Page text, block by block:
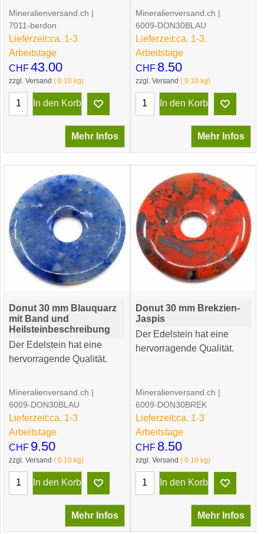
CHF43.00
zzgl. Versand 0.10 kg
Mineralienversand.ch
7011-berdon
Lieferzeit:ca. 1-3
Arbeitstage
In den Korb
Mehr Infos
CHF 8.50
zzgl. Versand 0.10kg
Mineralienversand.ch
6009-DON30BLAU
Lieferzeit:ca. 1-3
Arbeitstage
In den Korb
Mehr Infos
Donut 30 mm Blauquarz
mit Band und
Heilsteinbeschreibung
Der Edelstein hat eine
hervorragende Qualität.
CHF 9.50
zzgl. Versand 0.10 kg
Mineralienversand.ch
6009-DON30BLAU
Lieferzeit:ca. 1-3
Arbeitstage
In den Korb
Mehr Infos
Donut 30 mm Brekzien-
Jaspis
Der Edelstein hat eine
hervorragende Qualität.
CHF 8.50
zzgl. Versand 0.10kg
Mineralienversand.ch
6009-DON30BREK
Lieferzeit:ca. 1-3
Arbeitstage
In den Korb
Mehr Infos